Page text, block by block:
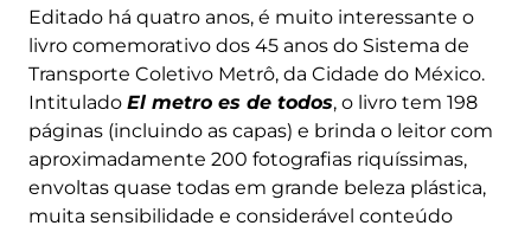
Editado há quatro anos, é muito interessante o
livro comemorativo dos 45 anos do Sistema de
Transporte Coletivo Metrô, da Cidade do México.
Intitulado El metro es de todos, o livro tem 198
páginas (incluindo as capas) e brinda o leitor com
aproximadamente 200 fotografias riquíssimas,
envoltas quase todas em grande beleza plástica,
muita sensibilidade e considerável conteúdo